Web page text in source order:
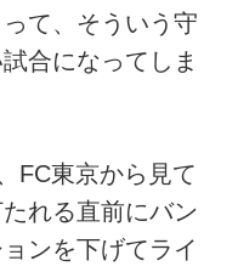
て、そういう守
合になってしま
FC東京から見て
れる直前にバン
ンを下げてライ